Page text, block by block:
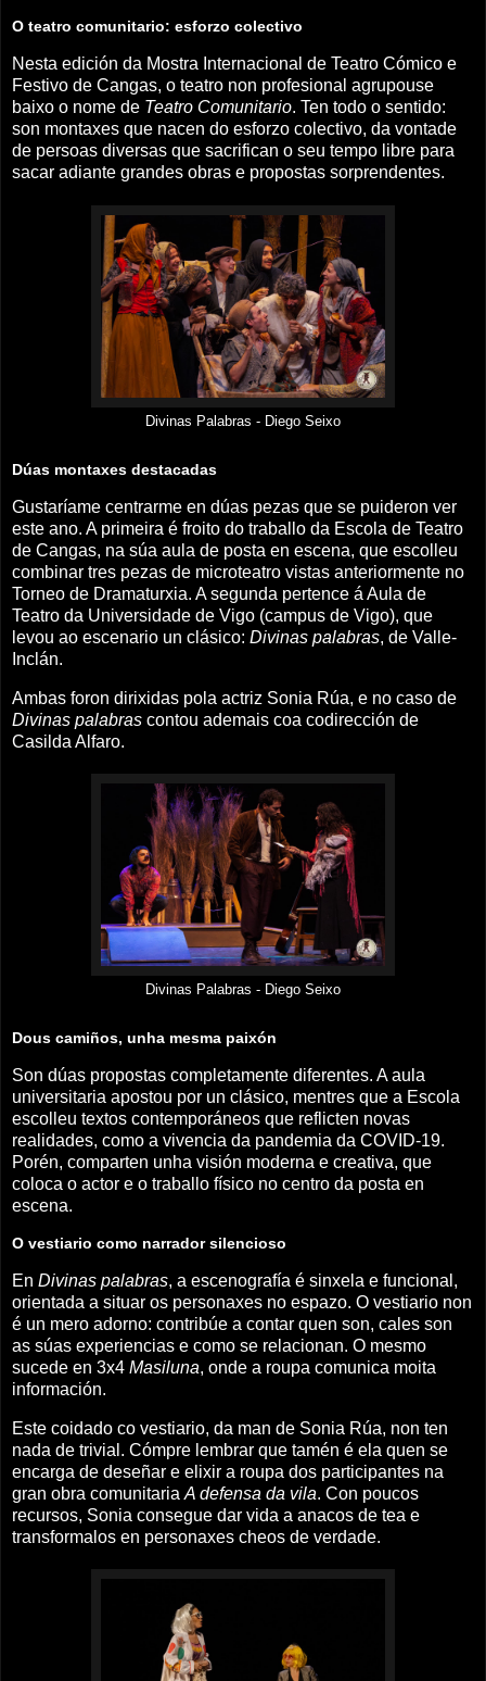
O teatro comunitario: esforzo colectivo
Nesta edición da Mostra Internacional de Teatro Cómico e
Festivo de Cangas, o teatro non profesional agrupouse
baixo o nome de Teatro Comunitario. Ten todo o sentido:
son montaxes que nacen do esforzo colectivo, da vontade
de persoas diversas que sacrifican o seu tempo libre para
sacar adiante grandes obras e propostas sorprendentes.
Divinas Palabras - Diego Seixo
Dúas montaxes destacadas
Gustaríame centrarme en dúas pezas que se puideron ver
este ano. A primeira é froito do traballo da Escola de Teatro
de Cangas, na súa aula de posta en escena, que escolleu
combinar tres pezas de microteatro vistas anteriormente no
Torneo de Dramaturxia. A segunda pertence á Aula de
Teatro da Universidade de Vigo (campus de Vigo), que
levou ao escenario un clásico: Divinas palabras, de Valle-
Inclán.
Ambas foron dirixidas pola actriz Sonia Rúa, e no caso de
Divinas palabras contou ademais coa codirección de
Casilda Alfaro.
Divinas Palabras - Diego Seixo
Dous camiños, unha mesma paixón
Son dúas propostas completamente diferentes. A aula
universitaria apostou por un clásico, mentres que a Escola
escolleu textos contemporáneos que reflicten novas
realidades, como a vivencia da pandemia da COVID-19.
Porén, comparten unha visión moderna e creativa, que
coloca o actor e o traballo físico no centro da posta en
escena.
O vestiario como narrador silencioso
En Divinas palabras, a escenografía é sinxela e funcional,
orientada a situar os personaxes no espazo. O vestiario non
é un mero adorno: contribúe a contar quen son, cales son
as súas experiencias e como se relacionan. O mesmo
sucede en 3x4 Masiluna, onde a roupa comunica moita
información.
Este coidado co vestiario, da man de Sonia Rúa, non ten
nada de trivial. Cómpre lembrar que tamén é ela quen se
encarga de deseñar e elixir a roupa dos participantes na
gran obra comunitaria A defensa da vila. Con poucos
recursos, Sonia consegue dar vida a anacos de tea e
transformalos en personaxes cheos de verdade.